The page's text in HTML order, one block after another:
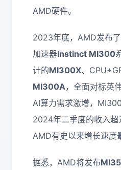
AMD硬件。
2023年底，AMD发布
加速器Instinct MI300
计的MI300X、
MI300A，全面对标英
AI算力需求激增，
2024年二季度的收入超
AMD有史以来增长速度
据悉，AMD将发布